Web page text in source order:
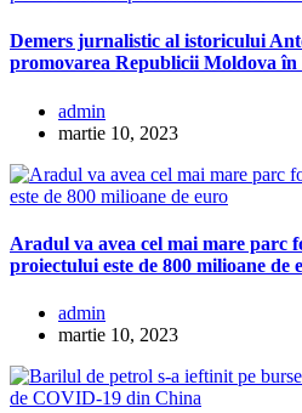
Demers jurnalistic al istoricului
promovarea Republicii Moldova în
admin
martie 10, 2023
Aradul va avea cel mai mare parc
proiectului este de 800 milioane de
admin
martie 10, 2023